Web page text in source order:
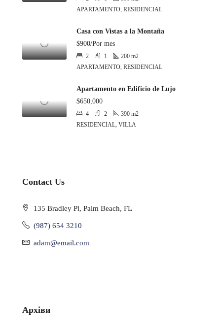
APARTAMENTO, RESIDENCIAL
Casa con Vistas a la Montaña
$900/Por mes
2 1 200 m2
APARTAMENTO, RESIDENCIAL
Apartamento en Edificio de Lujo
$650,000
4 2 390 m2
RESIDENCIAL, VILLA
Contact Us
135 Bradley Pl, Palm Beach, FL
(987) 654 3210
adam@email.com
Архіви